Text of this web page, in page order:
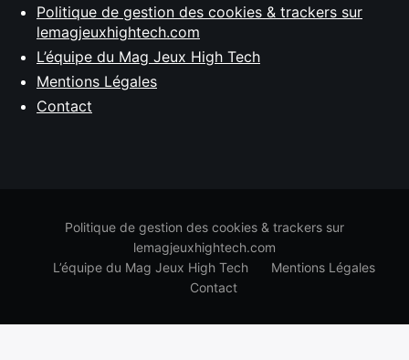
Politique de gestion des cookies & trackers sur
lemagjeuxhightech.com
L’équipe du Mag Jeux High Tech
Mentions Légales
Contact
Politique de gestion des cookies & trackers sur
lemagjeuxhightech.com
L’équipe du Mag Jeux High Tech
Mentions Légales
Contact